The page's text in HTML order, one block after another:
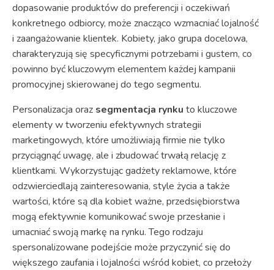
dopasowanie produktów do preferencji i oczekiwań
konkretnego odbiorcy, może znacząco wzmacniać lojalność
i zaangażowanie klientek. Kobiety, jako grupa docelowa,
charakteryzują się specyficznymi potrzebami i gustem, co
powinno być kluczowym elementem każdej kampanii
promocyjnej skierowanej do tego segmentu.
Personalizacja oraz segmentacja rynku to kluczowe
elementy w tworzeniu efektywnych strategii
marketingowych, które umożliwiają firmie nie tylko
przyciągnąć uwagę, ale i zbudować trwałą relację z
klientkami. Wykorzystując gadżety reklamowe, które
odzwierciedlają zainteresowania, style życia a także
wartości, które są dla kobiet ważne, przedsiębiorstwa
mogą efektywnie komunikować swoje przesłanie i
umacniać swoją markę na rynku. Tego rodzaju
spersonalizowane podejście może przyczynić się do
większego zaufania i lojalności wśród kobiet, co przełoży